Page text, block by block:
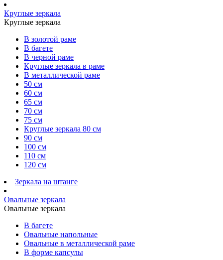
Круглые зеркала
Круглые зеркала
В золотой раме
В багете
В черной раме
Круглые зеркала в раме
В металлической раме
50 см
60 см
65 см
70 см
75 см
Круглые зеркала 80 см
90 см
100 см
110 см
120 см
Зеркала на штанге
Овальные зеркала
Овальные зеркала
В багете
Овальные напольные
Овальные в металлической раме
В форме капсулы